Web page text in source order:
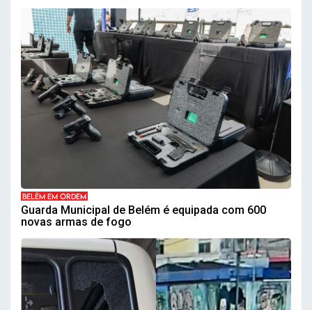
BELÉM EM ORDEM
Guarda Municipal de Belém é equipada com 600
novas armas de fogo